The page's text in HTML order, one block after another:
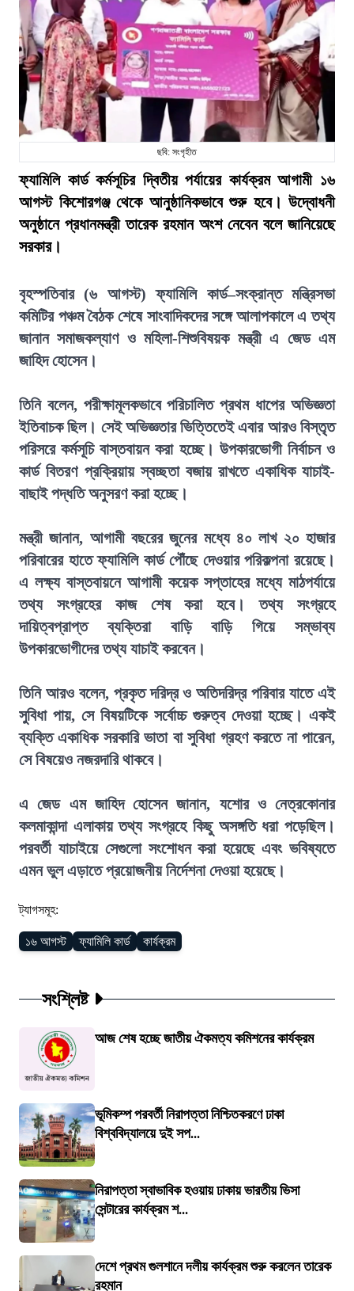
ছবি: সংগৃহীত
ফ্যামিলি কার্ড কর্মসূচির দ্বিতীয় পর্যায়ের কার্যক্রম আগামী ১৬
আগস্ট কিশোরগঞ্জ থেকে আনুষ্ঠানিকভাবে শুরু হবে। উদ্বোধনী
অনুষ্ঠানে প্রধানমন্ত্রী তারেক রহমান অংশ নেবেন বলে জানিয়েছে
সরকার।
বৃহস্পতিবার (৬ আগস্ট) ফ্যামিলি কার্ড–সংক্রান্ত মন্ত্রিসভা
কমিটির পঞ্চম বৈঠক শেষে সাংবাদিকদের সঙ্গে আলাপকালে এ তথ্য
জানান সমাজকল্যাণ ও মহিলা-শিশুবিষয়ক মন্ত্রী এ জেড এম
জাহিদ হোসেন।
তিনি বলেন, পরীক্ষামূলকভাবে পরিচালিত প্রথম ধাপের অভিজ্ঞতা
ইতিবাচক ছিল। সেই অভিজ্ঞতার ভিত্তিতেই এবার আরও বিস্তৃত
পরিসরে কর্মসূচি বাস্তবায়ন করা হচ্ছে। উপকারভোগী নির্বাচন ও
কার্ড বিতরণ প্রক্রিয়ায় স্বচ্ছতা বজায় রাখতে একাধিক যাচাই-
বাছাই পদ্ধতি অনুসরণ করা হচ্ছে।
মন্ত্রী জানান, আগামী বছরের জুনের মধ্যে ৪০ লাখ ২০ হাজার
পরিবারের হাতে ফ্যামিলি কার্ড পৌঁছে দেওয়ার পরিকল্পনা রয়েছে।
এ লক্ষ্য বাস্তবায়নে আগামী কয়েক সপ্তাহের মধ্যে মাঠপর্যায়ে
তথ্য সংগ্রহের কাজ শেষ করা হবে। তথ্য সংগ্রহে
দায়িত্বপ্রাপ্ত ব্যক্তিরা বাড়ি বাড়ি গিয়ে সম্ভাব্য
উপকারভোগীদের তথ্য যাচাই করবেন।
তিনি আরও বলেন, প্রকৃত দরিদ্র ও অতিদরিদ্র পরিবার যাতে এই
সুবিধা পায়, সে বিষয়টিকে সর্বোচ্চ গুরুত্ব দেওয়া হচ্ছে। একই
ব্যক্তি একাধিক সরকারি ভাতা বা সুবিধা গ্রহণ করতে না পারেন,
সে বিষয়েও নজরদারি থাকবে।
এ জেড এম জাহিদ হোসেন জানান, যশোর ও নেত্রকোনার
কলমাকান্দা এলাকায় তথ্য সংগ্রহে কিছু অসঙ্গতি ধরা পড়েছিল।
পরবর্তী যাচাইয়ে সেগুলো সংশোধন করা হয়েছে এবং ভবিষ্যতে
এমন ভুল এড়াতে প্রয়োজনীয় নির্দেশনা দেওয়া হয়েছে।
ট্যাগসমূহ:
১৬ আগস্ট ফ্যামিলি কার্ড কার্যক্রম
সংশ্লিষ্ট
আজ শেষ হচ্ছে জাতীয় ঐকমত্য কমিশনের কার্যক্রম
ভূমিকম্প পরবর্তী নিরাপত্তা নিশ্চিতকরণে ঢাকা
বিশ্ববিদ্যালয়ে দুই সপ...
নিরাপত্তা স্বাভাবিক হওয়ায় ঢাকায় ভারতীয় ভিসা
সেন্টারের কার্যক্রম শ...
দেশে প্রথম গুলশানে দলীয় কার্যক্রম শুরু করলেন তারেক
রহমান